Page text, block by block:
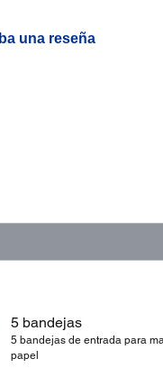
una reseña
5 bandejas
5 bandejas de entrada para
papel